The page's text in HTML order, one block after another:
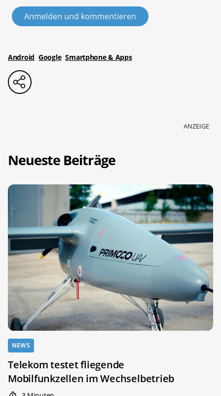
Anmelden und kommentieren
Android Google Smartphone & Apps
ANZEIGE
Neueste Beiträge
NEWS
Telekom testet fliegende
Mobilfunkzellen im Wechselbetrieb